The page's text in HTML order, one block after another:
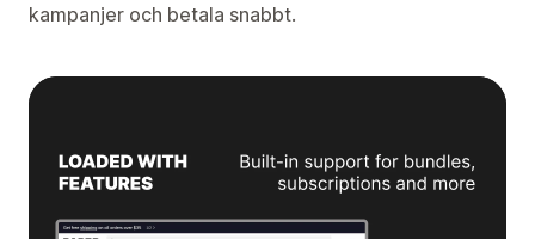
kampanjer och betala snabbt.